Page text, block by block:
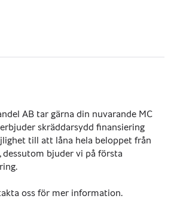
AB tar gärna din nuvarande MC
skräddarsydd finansiering
till att låna hela beloppet från
dessutom bjuder vi på första
oss för mer information.